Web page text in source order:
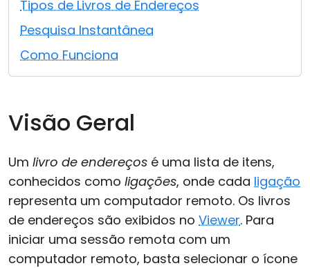
Tipos de Livros de Endereços
Pesquisa Instantânea
Como Funciona
Visão Geral
Um livro de endereços é uma lista de itens,
conhecidos como ligações, onde cada ligação
representa um computador remoto. Os livros
de endereços são exibidos no Viewer. Para
iniciar uma sessão remota com um
computador remoto, basta selecionar o ícone
Nuvem & Local